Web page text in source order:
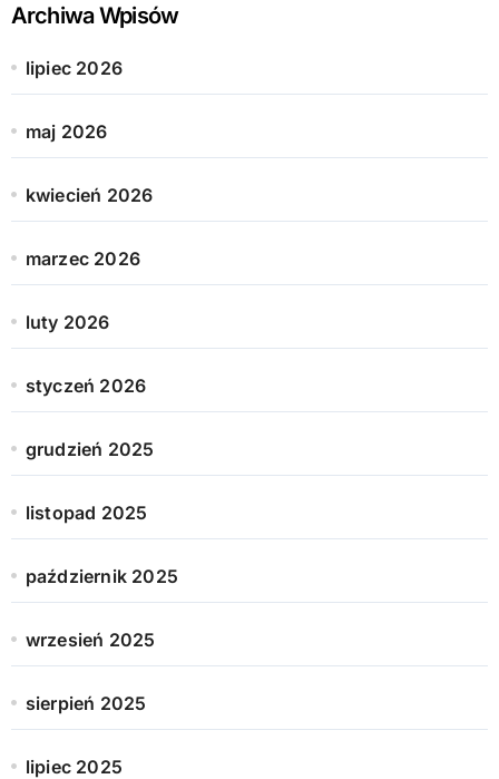
Archiwa Wpisów
lipiec 2026
maj 2026
kwiecień 2026
marzec 2026
luty 2026
styczeń 2026
grudzień 2025
listopad 2025
październik 2025
wrzesień 2025
sierpień 2025
lipiec 2025